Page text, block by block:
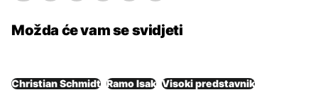
Možda će vam se svidjeti
Christian Schmidt Ramo Isak Visoki predstavnik